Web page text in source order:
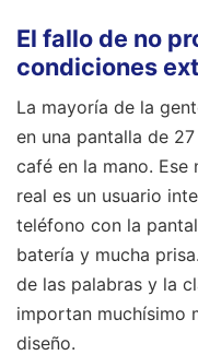
El fallo de no
condiciones
La mayoría de la
en una pantalla de
café en la mano. Ese
real es un usuario
teléfono con la
batería y mucha
de las palabras y la
importan muchísimo
diseño.